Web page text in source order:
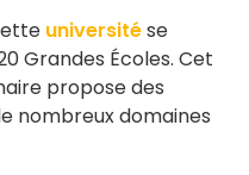
universitése
Grandes Écoles. Cet
propose des
nombreux domaines